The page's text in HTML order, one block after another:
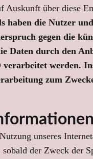
Auskunft über diese
haben die Nutzer
gegen die
Daten durch den
verarbeitet werden.
zum
unseres
sobald der Zweck der